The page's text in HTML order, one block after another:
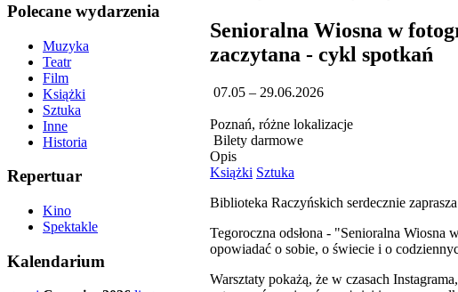
Polecane wydarzenia
Muzyka
Teatr
Film
Książki
Sztuka
Inne
Historia
Repertuar
Kino
Spektakle
Kalendarium
Senioralna Wiosna w
zaczytana - cykl spotkań
07.05 – 29.06.2026
Poznań, różne lokalizacje
Bilety darmowe
Opis
Książki Sztuka
Biblioteka Raczyńskich serdecznie
Tegoroczna odsłona - "Senioralna Wiosna
opowiadać o sobie, o świecie i o
Warsztaty pokażą, że w czasach